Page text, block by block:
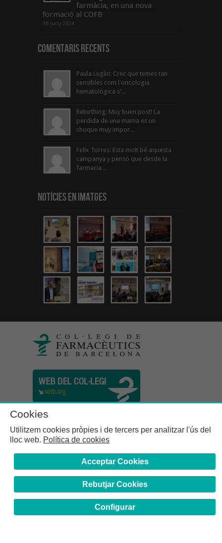
farmàcia, en una nova
formació al COFB
18 juny 2024
Comentaris Recents
Paula Luglin: Crec que temes tan
sensibles com l'oncologia
hematològica s'...
Rebirthing: Muy buen post! La
perdida de una mama es un
choque muy impor...
Felix Torres: Esta molt bé aquesta
campanya y penso que desde la
farmacia...
Notícies en Imatges
Cookies
Utilitzem cookies pròpies i de tercers per analitzar l'ús del
lloc web. Política de cookies
Acceptar Cookies
Rebutjar Cookies
Configurar